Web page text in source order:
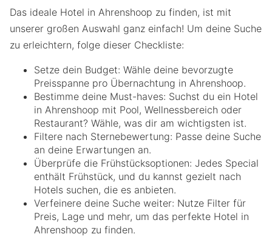
Das ideale Hotel in Ahrenshoop zu finden, ist mit
unserer großen Auswahl ganz einfach! Um deine Suche
zu erleichtern, folge dieser Checkliste:
Setze dein Budget: Wähle deine bevorzugte
Preisspanne pro Übernachtung in Ahrenshoop.
Bestimme deine Must-haves: Suchst du ein Hotel
in Ahrenshoop mit Pool, Wellnessbereich oder
Restaurant? Wähle, was dir am wichtigsten ist.
Filtere nach Sternebewertung: Passe deine Suche
an deine Erwartungen an.
Überprüfe die Frühstücksoptionen: Jedes Special
enthält Frühstück, und du kannst gezielt nach
Hotels suchen, die es anbieten.
Verfeinere deine Suche weiter: Nutze Filter für
Preis, Lage und mehr, um das perfekte Hotel in
Ahrenshoop zu finden.